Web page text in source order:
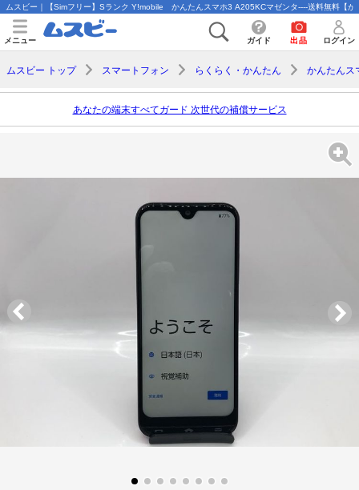
ムスビー｜【Simフリー】Sランク Y!mobile かんたんスマホ3 A205KCマゼンタ----送料無料【
メニュー ガイド 出品 ログイン
ムスビー トップ スマートフォン らくらく・かんたん かんたんス
あなたの端末すべてガード 次世代の補償サービス